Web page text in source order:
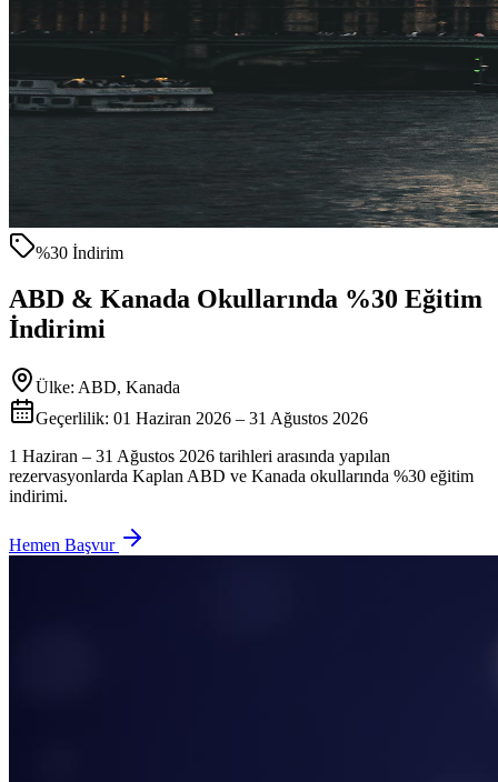
%30 İndirim
ABD & Kanada Okullarında %30 Eğitim
İndirimi
Ülke: ABD, Kanada
Geçerlilik: 01 Haziran 2026 – 31 Ağustos 2026
1 Haziran – 31 Ağustos 2026 tarihleri arasında yapılan
rezervasyonlarda Kaplan ABD ve Kanada okullarında %30 eğitim
indirimi.
Hemen Başvur